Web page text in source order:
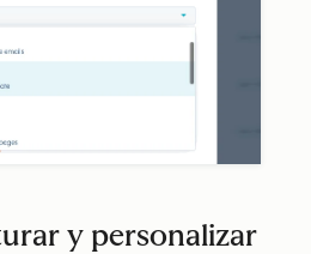
y personalizar